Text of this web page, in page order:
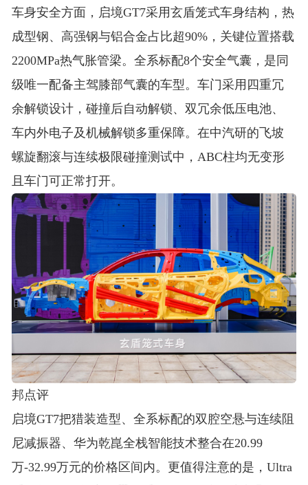
车身安全方面，启境GT7采用玄盾笼式车身结构，热
成型钢、高强钢与铝合金占比超90%，关键位置搭载
2200MPa热气胀管梁。全系标配8个安全气囊，是同
级唯一配备主驾膝部气囊的车型 。车门采用四重冗
余解锁设计，碰撞后自动解锁、双冗余低压电池、
车内外电子及机械解锁多重保障。在中汽研的飞坡
螺旋翻滚与连续极限碰撞测试中，ABC柱均无变形
且车门可正常打开。
邦点评
启境GT7把猎装造型、全系标配的双腔空悬与连续阻
尼减振器、华为乾崑全栈智能技术整合在20.99
万-32.99万元的价格区间内。更值得注意的是，Ultra